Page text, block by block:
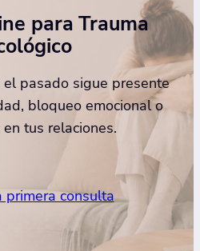
para Trauma
pasado sigue presente
bloqueo emocional o
tus relaciones.
primera consulta